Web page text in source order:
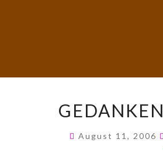
August 11, 2006